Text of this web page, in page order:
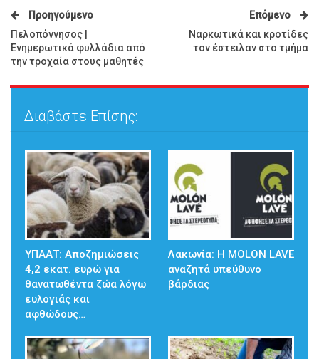
Προηγούμενο
Πελοπόννησος |
Ενημερωτικά φυλλάδια από
την τροχαία στους μαθητές
Επόμενο
Ναρκωτικά και κροτίδες
τον έστειλαν στο τμήμα
Διαβάστε Επίσης:
ΥΠΑΑΤ: Αποζημιώσεις
4,2 εκατ. ευρώ για
θανατωθέντα ζώα λόγω
ευλογιάς και
αφθώδους…
Λακωνία: Η MOLON LAVE
αναζητά υπεύθυνο
βάρδιας